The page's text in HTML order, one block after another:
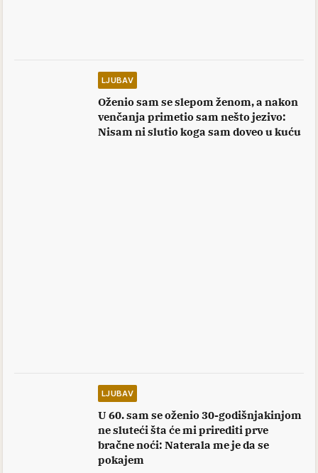
LJUBAV
Oženio sam se slepom ženom, a nakon
venčanja primetio sam nešto jezivo:
Nisam ni slutio koga sam doveo u kuću
LJUBAV
U 60. sam se oženio 30-godišnjakinjom
ne sluteći šta će mi prirediti prve
bračne noći: Naterala me je da se
pokajem